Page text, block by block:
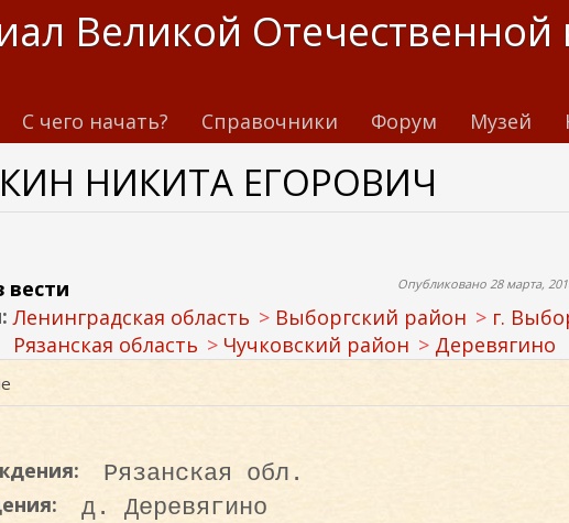
Великой
С чего начать? Справочники Форум Музей
НИКИТА ЕГОРОВИЧ
Опубликовано 28 марта,
вести
Ленинградская область Выборгский район
г.
Рязанская область
Чучковский район Деревягино
Рязанская обл.
д. Деревягино